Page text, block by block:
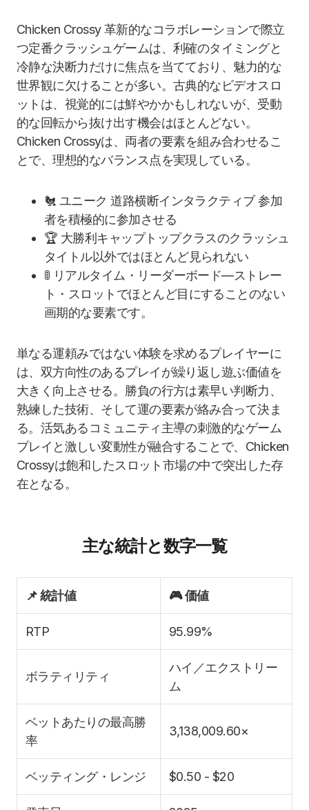
Chicken Crossy 革新的なコラボレーションで際立
つ定番クラッシュゲームは、利確のタイミングと
冷静な決断力だけに焦点を当てており、魅力的な
世界観に欠けることが多い。古典的なビデオスロ
ットは、視覚的には鮮やかかもしれないが、受動
的な回転から抜け出す機会はほとんどない。
Chicken Crossyは、両者の要素を組み合わせるこ
とで、理想的なバランス点を実現している。
🐔 ユニーク 道路横断インタラクティブ 参加
者を積極的に参加させる
🏆 大勝利キャップトップクラスのクラッシュ
タイトル以外ではほとんど見られない
🚦 リアルタイム・リーダーボード—ストレー
ト・スロットでほとんど目にすることのない
画期的な要素です。
単なる運頼みではない体験を求めるプレイヤーに
は、双方向性のあるプレイが繰り返し遊ぶ価値を
大きく向上させる。勝負の行方は素早い判断力、
熟練した技術、そして運の要素が絡み合って決ま
る。活気あるコミュニティ主導の刺激的なゲーム
プレイと激しい変動性が融合することで、Chicken
Crossyは飽和したスロット市場の中で突出した存
在となる。
主な統計と数字一覧
📌 統計値 🎮 価値
RTP 95.99%
ボラティリティ
ハイ／エクストリー
ム
ベットあたりの最高勝
率
3,138,009.60×
ベッティング・レンジ $0.50 - $20